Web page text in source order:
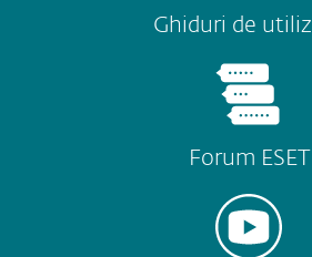
Ghiduri de
Forum ESET